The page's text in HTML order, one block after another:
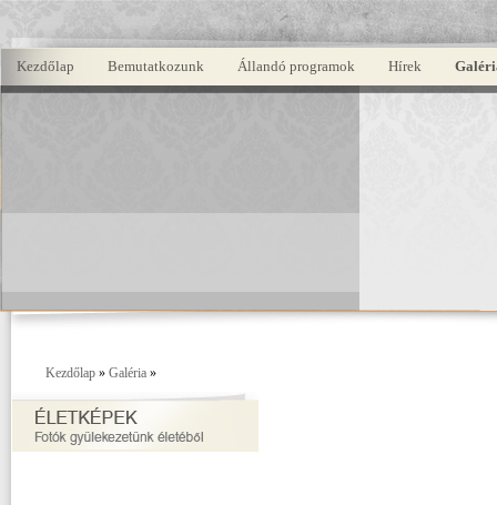
Kezdőlap Bemutatkozunk Állandó programok Hírek
Kezdőlap » Galéria »